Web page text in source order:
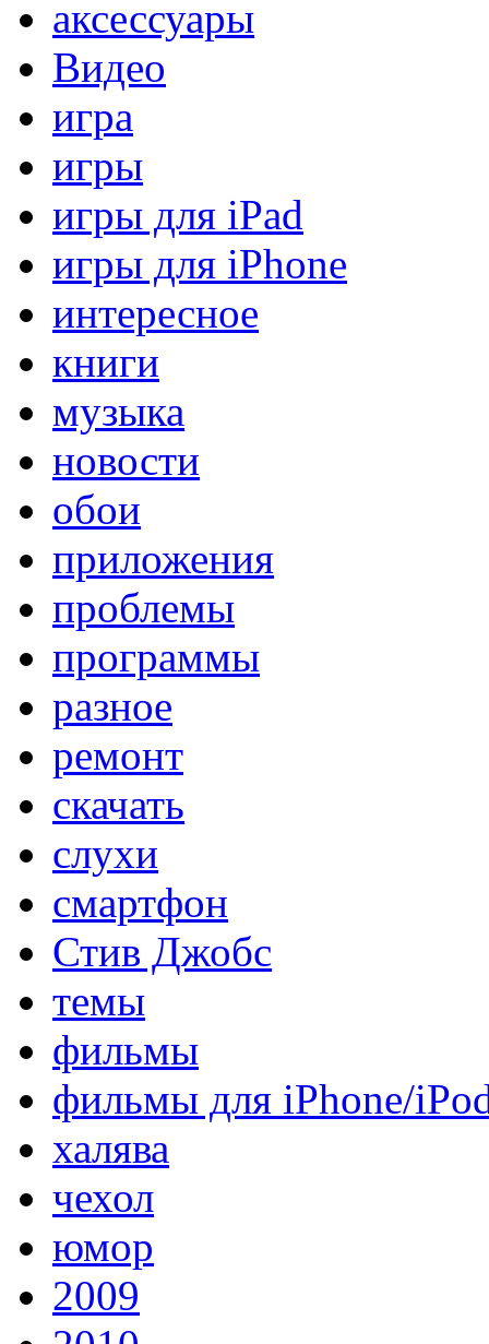
аксессуары
Видео
игра
игры
игры для iPad
игры для iPhone
интересное
книги
музыка
новости
обои
приложения
проблемы
программы
разное
ремонт
скачать
слухи
смартфон
Стив Джобс
темы
фильмы
фильмы для iPhone/
халява
чехол
юмор
2009